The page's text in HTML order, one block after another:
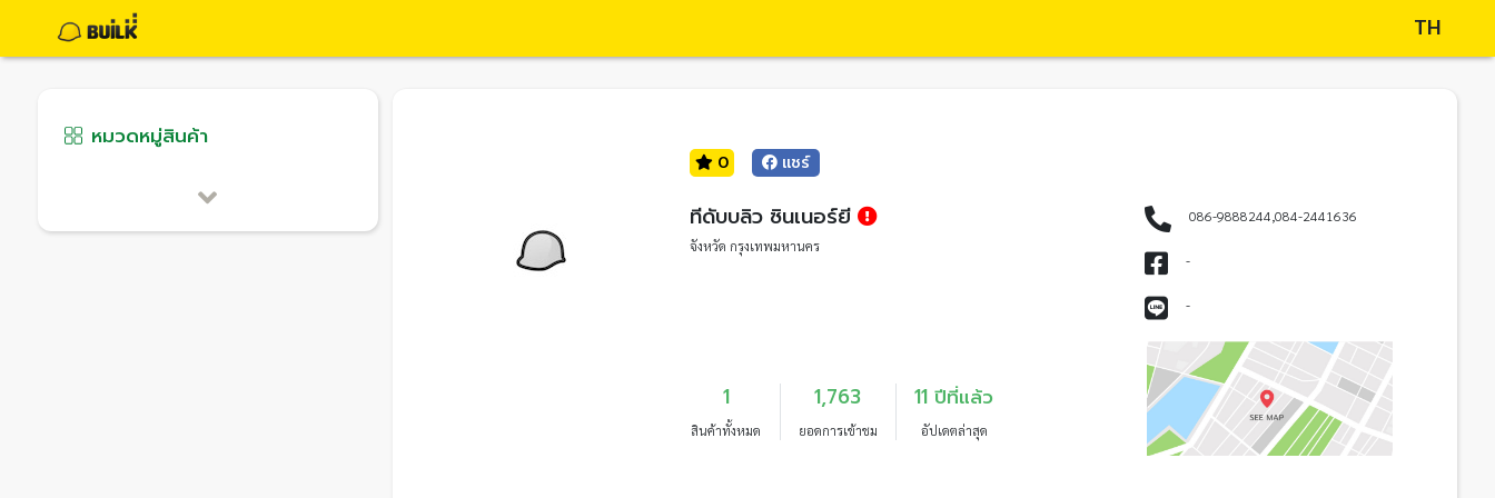
TH
หมวดหมู่สินค้า
0 แชร์
ทีดับบลิว ซินเนอร์ยี
จังหวัด กรุงเทพมหานคร
1
สินค้าทั้งหมด
1,763
ยอดการเข้าชม
11 ปีที่แล้ว
อัปเดตล่าสุด
086-9888244,084-2441636
-
-